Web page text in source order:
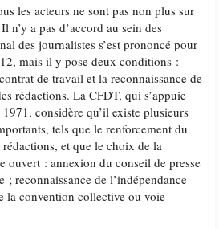
les acteurs ne sont pas non plus sur
n’y a pas d’accord au sein des
des journalistes s’est prononcé pour
mais il y pose deux conditions :
de travail et la reconnaissance de
rédactions. La CFDT, qui s’appuie
considère qu’il existe plusieurs
tels que le renforcement du
et que le choix de la
ouvert : annexion du conseil de presse
; reconnaissance de l’indépendance
la convention collective ou voie